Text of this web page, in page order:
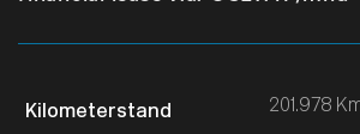
201.978